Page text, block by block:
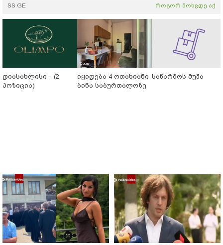
SS.GE როგორ მოხვდე აქ
დიასახლისი - (2
პოზიცია)
იყიდება 4 ოთახიანი
ბინა საბურთალოზე
საწარმოს მუშა